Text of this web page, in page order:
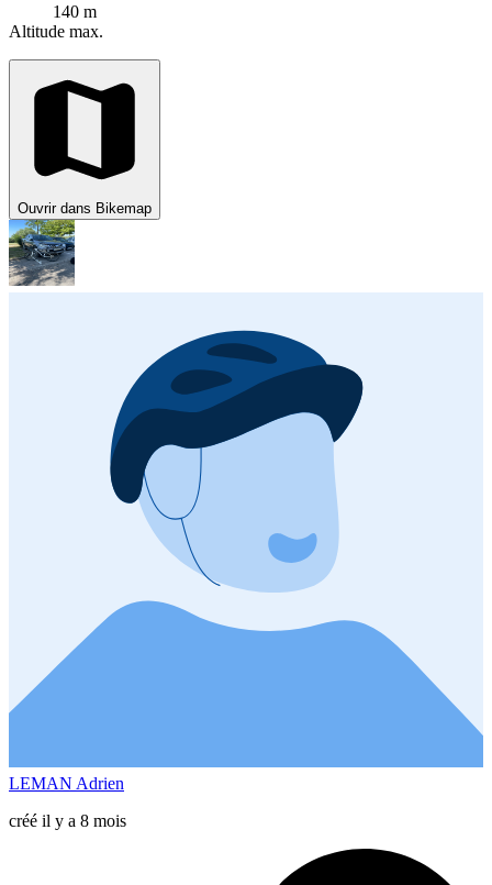
140 m
Altitude max.
Ouvrir dans Bikemap
LEMAN Adrien
créé il y a 8 mois